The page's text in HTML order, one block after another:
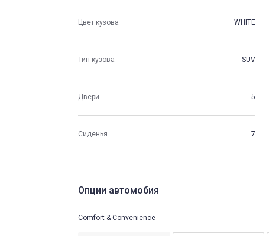
Цвет кузова WHITE
Тип кузова SUV
Двери 5
Сиденья 7
Опции автомобия
Comfort & Convenience